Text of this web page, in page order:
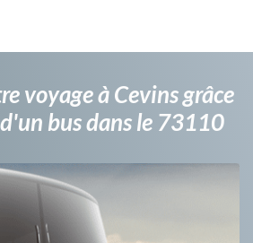
voyage à Cevins grâce
bus dans le 73110